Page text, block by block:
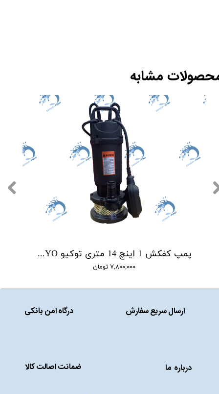
پمپ کفکش 1 اینچ 14 متری توکیو TOKYO مدل QDX1.5-14-0.25F
۷,۸۰۰,۰۰۰ تومان
مشابه
ارسال سریع سفارش درگاه امن بانکی
درباره ما ضمانت اصالت کالا